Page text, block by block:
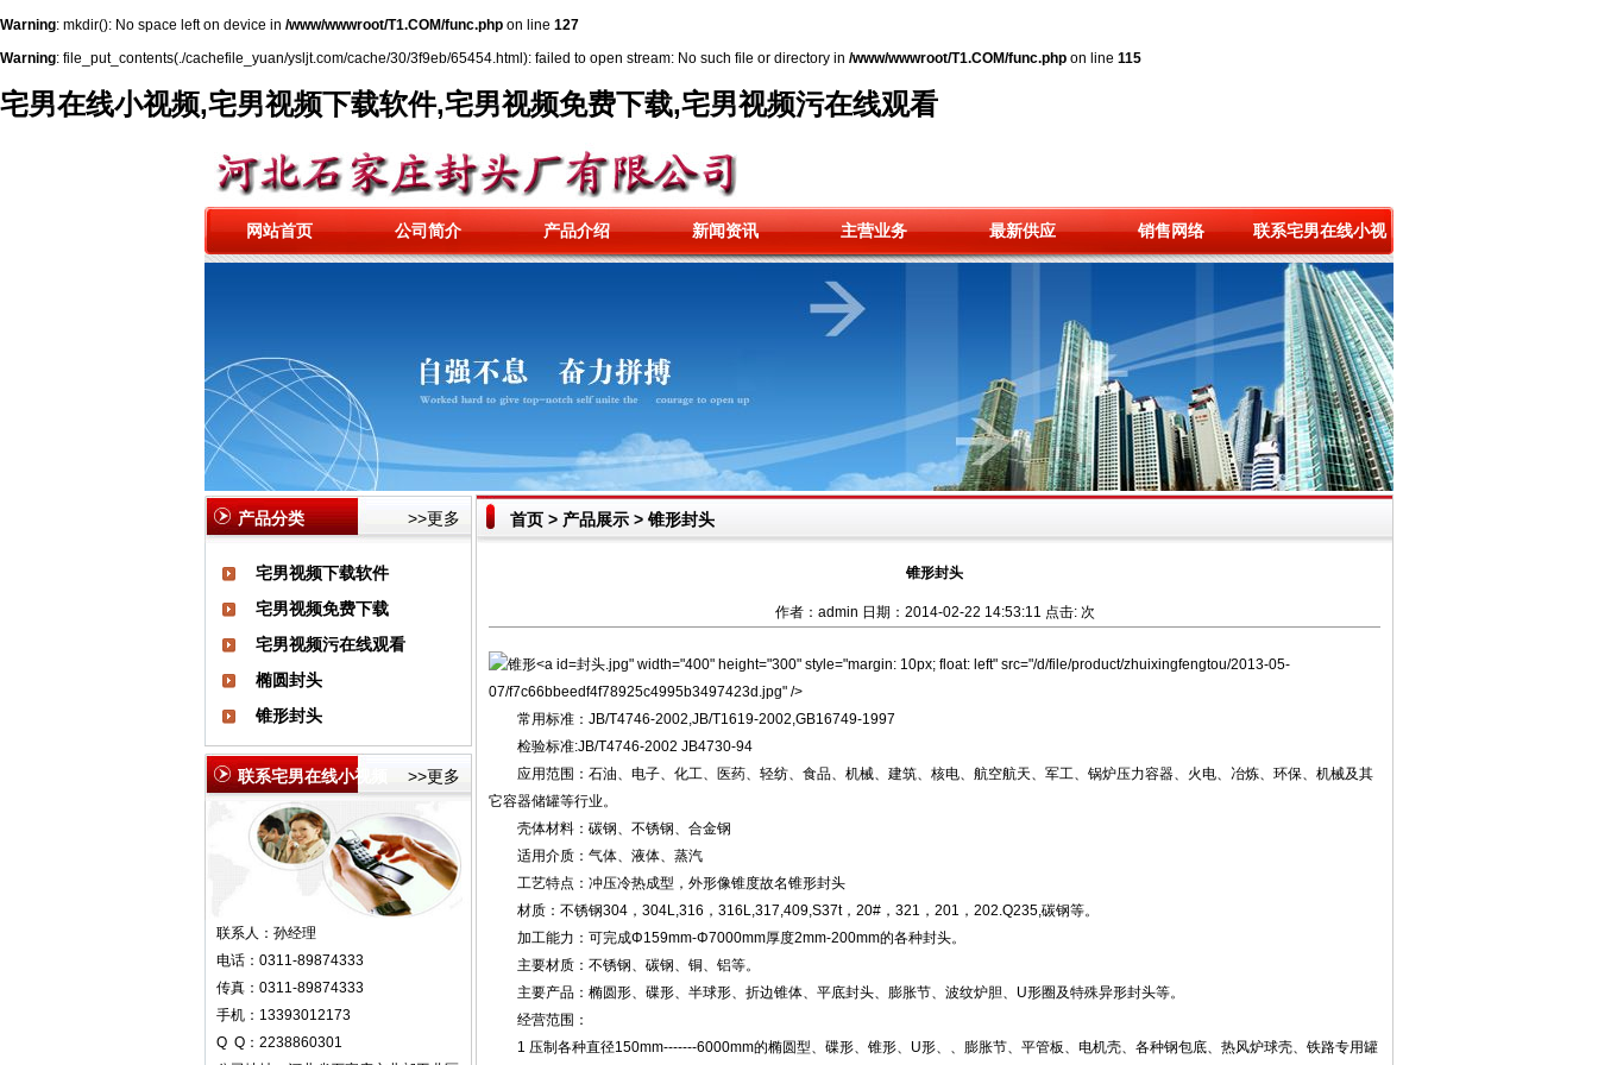
Warning: mkdir(): No space left on device in /www/wwwroot/T1.COM/func.php on line 127
Warning: file_put_contents(./cachefile_yuan/ysljt.com/cache/30/3f9eb/65454.html): failed to open stream: No such file or directory in /www/wwwroot/T1.COM/func.php on line 115
宅男在线小视频,宅男视频下载软件,宅男视频免费下载,宅男视频污在线观看
网站首页 公司简介 产品介绍 新闻资讯 主营业务 最新供应 销售网络 联系宅男在线小视
频
>>更多
产品分类
宅男视频下载软件
宅男视频免费下载
宅男视频污在线观看
椭圆封头
锥形封头
>>更多
联系宅男在线小视频
联系人：孙经理
电话：0311-89874333
传真：0311-89874333
手机：13393012173
Q Q：2238860301
首页 > 产品展示 > 锥形封头
锥形封头
作者：admin 日期：2014-02-22 14:53:11 点击:次
封头.jpg" width="400" height="300" style="margin: 10px; float: left" src="/d/file/product/zhuixingfengtou/2013-05-
07/f7c66bbeedf4f78925c4995b3497423d.jpg" />
常用标准：JB/T4746-2002,JB/T1619-2002,GB16749-1997
检验标准:JB/T4746-2002 JB4730-94
应用范围：石油、电子、化工、医药、轻纺、食品、机械、建筑、核电、航空航天、军工、锅炉压力容器、火电、冶炼、环保、机械及其
它容器储罐等行业。
壳体材料：碳钢、不锈钢、合金钢
适用介质：气体、液体、蒸汽
工艺特点：冲压冷热成型，外形像锥度故名锥形封头
材质：不锈钢304，304L,316，316L,317,409,S37t，20#，321，201，202.Q235,碳钢等。
加工能力：可完成Φ159mm-Φ7000mm厚度2mm-200mm的各种封头。
主要材质：不锈钢、碳钢、铜、铝等。
主要产品：椭圆形、碟形、半球形、折边锥体、平底封头、膨胀节、波纹炉胆、U形圈及特殊异形封头等。
经营范围：
1 压制各种直径150mm-------6000mm的椭圆型、碟形、锥形、U形、、膨胀节、平管板、电机壳、各种钢包底、热风炉球壳、铁路专用罐